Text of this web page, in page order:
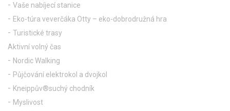
Vaše nabíjecí stanice
Eko-túra veverčáka Otty – eko-dobrodružná hra
Turistické trasy
Aktivní volný čas
Nordic Walking
Půjčování elektrokol a dvojkol
Kneippův®suchý chodník
Myslivost